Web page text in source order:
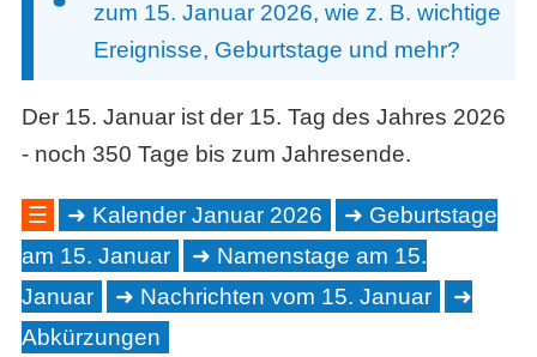
zum 15. Januar 2026, wie z. B. wichtige
Ereignisse, Geburtstage und mehr?
Der 15. Januar ist der 15. Tag des Jahres 2026
- noch 350 Tage bis zum Jahresende.
☰ Kalender Januar 2026
Geburtstage
am 15. Januar
Namenstage am 15.
Januar
Nachrichten vom 15. Januar
Abkürzungen